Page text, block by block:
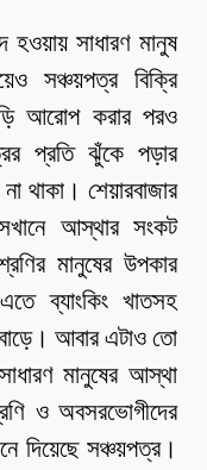
হওয়ায় সাধারণ মানুষ
সঞ্চয়পত্র বিক্রি
আরোপ করার পরও
প্রতি ঝুঁকে পড়ার
থাকা। শেয়ারবাজার
আস্থার সংকট
মানুষের উপকার
ব্যাংকিং খাতসহ
আবার এটাও তো
মানুষের আস্থা
ও অবসরভোগীদের
দিয়েছে সঞ্চয়পত্র।